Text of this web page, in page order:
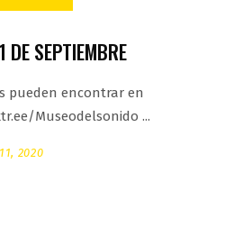
DE SEPTIEMBRE
pueden encontrar en
Museodelsonido
2020